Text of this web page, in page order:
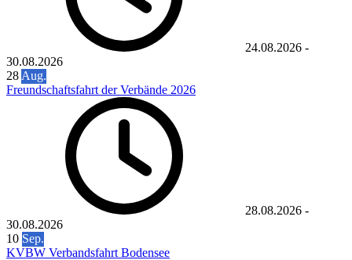
24.08.2026 -
30.08.2026
28 Aug.
Freundschaftsfahrt der Verbände 2026
28.08.2026 -
30.08.2026
10 Sep.
KVBW Verbandsfahrt Bodensee